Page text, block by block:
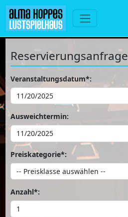
Reservierungsanfrage
Veranstaltungsdatum*:
Ausweichtermin:
Preiskategorie*:
Anzahl*: